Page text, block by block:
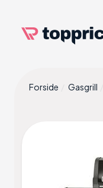
Forside Gasgrill